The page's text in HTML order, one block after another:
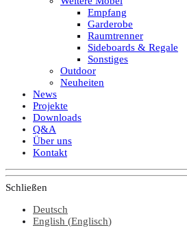
Empfang
Garderobe
Raumtrenner
Sideboards & Regale
Sonstiges
Outdoor
Neuheiten
News
Projekte
Downloads
Q&A
Über uns
Kontakt
Schließen
Deutsch
English (Englisch)